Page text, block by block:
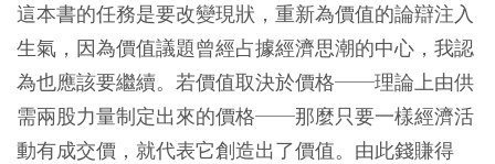
這本書的任務是要改變現狀，重新為價值的論辯注入
生氣，因為價值議題曾經占據經濟思潮的中心，我認
為也應該要繼續。若價值取決於價格──理論上由供
需兩股力量制定出來的價格──那麼只要一樣經濟活
動有成交價，就代表它創造出了價值。由此錢賺得